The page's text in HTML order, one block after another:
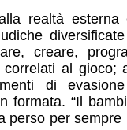
realtà
creare,
al
di
formata. “Il
perso per